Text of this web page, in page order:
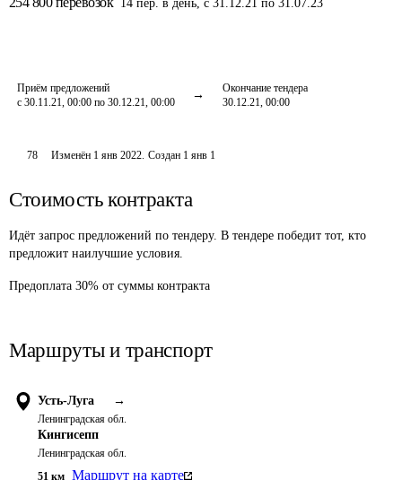
14 пер. в день,с 31.12.21 по 31.07.23
Приём предложений
с 30.11.21, 00:00 по 30.12.21, 00:00
Окончание тендера
30.12.21, 00:00
78 Изменён 1 янв 2022. Создан 1 янв 1
Стоимость контракта
Идёт запрос предложений по тендеру. В тендере победит тот, кто
предложит наилучшие условия.
Предоплата 30% от суммы контракта
Маршруты и транспорт
Усть-Луга →
Ленинградская обл.
Кингисепп
Ленинградская обл.
51 км Маршрут на карте